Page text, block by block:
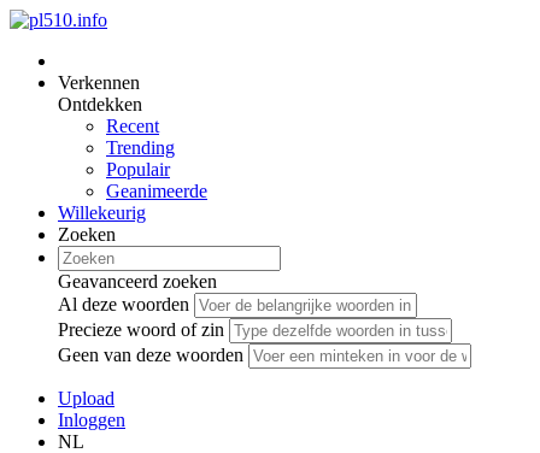
Verkennen
Ontdekken
Recent
Trending
Populair
Geanimeerde
Willekeurig
Zoeken
Geavanceerd zoeken
Al deze woorden
Precieze woord of zin
Geen van deze woorden
Upload
Inloggen
NL